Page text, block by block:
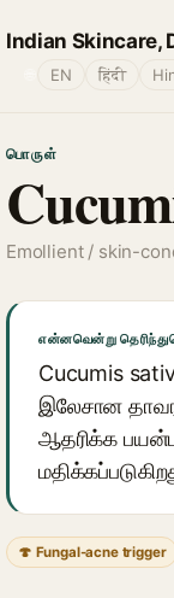
Indian Skincare,
EN हिंदी
பொருள்
Emollient / skin-
என்னவென்று
Cucumis
இலேசான
ஆதரிக்க
🍄 Fungal-acne trigger